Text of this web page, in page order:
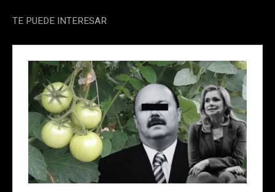
TE PUEDE INTERESAR